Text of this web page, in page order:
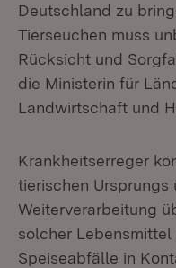
Deutschland zu
Tierseuchen muss
Rücksicht und
die Ministerin für
Landwirtschaft und
Krankheitserreger
tierischen
Weiterverarbeitung
solcher
Speiseabfälle in